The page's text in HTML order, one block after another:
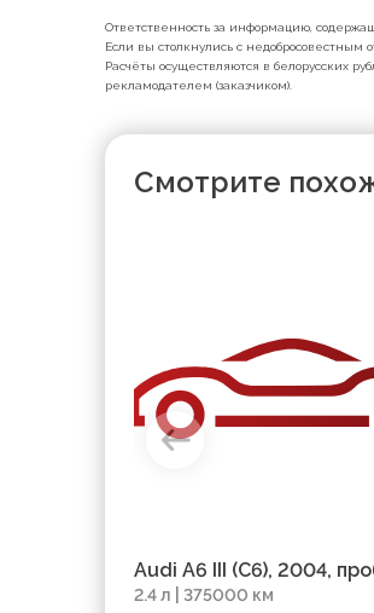
Ответственность за информацию,
Если вы столкнулись с недобросовестным
Расчёты осуществляются в белорусских
рекламодателем (заказчиком).
Смотрите
Audi A6 III (C6), 2004,
375000 км
2.4 л | 375000 км